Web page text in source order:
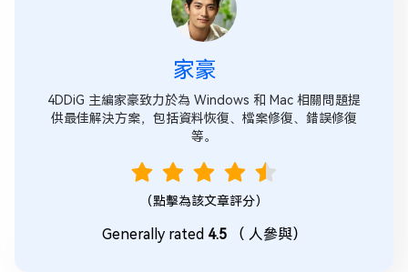
家豪
4DDiG 主編家豪致力於為 Windows 和 Mac 相關問題提
供最佳解決方案，包括資料恢復、檔案修復、錯誤修復
等。
（點擊為該文章評分）
Generally rated 4.5（ 人參與）